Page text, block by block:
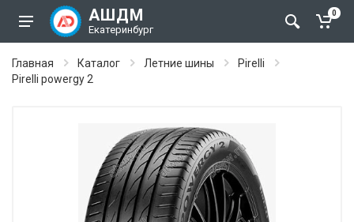
АШДМ
Екатеринбург
0
Главная Каталог Летние шины
Pirelli
Pirelli powergy 2